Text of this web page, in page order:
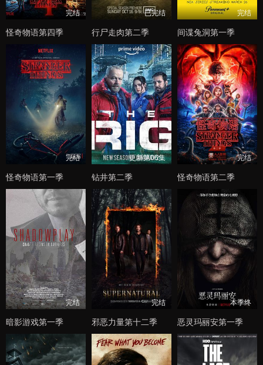
完结
怪奇物语第四季
已完结
行尸走肉第二季
完结
间谍兔洞第一季
完结
怪奇物语第一季
更新第06集
钻井第二季
完结
怪奇物语第二季
完结
暗影游戏第一季
完结
邪恶力量第十二季
本季终
恶灵玛丽安第一季